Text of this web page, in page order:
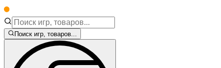
Поиск игр, товаров...